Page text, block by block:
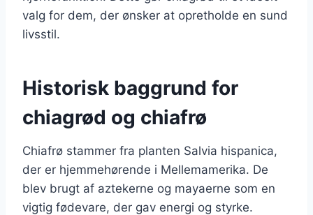
valg for dem, der ønsker at opretholde en sund
livsstil.
Historisk baggrund for
chiagrød og chiafrø
Chiafrø stammer fra planten Salvia hispanica,
der er hjemmehørende i Mellemamerika. De
blev brugt af aztekerne og mayaerne som en
vigtig fødevare, der gav energi og styrke.